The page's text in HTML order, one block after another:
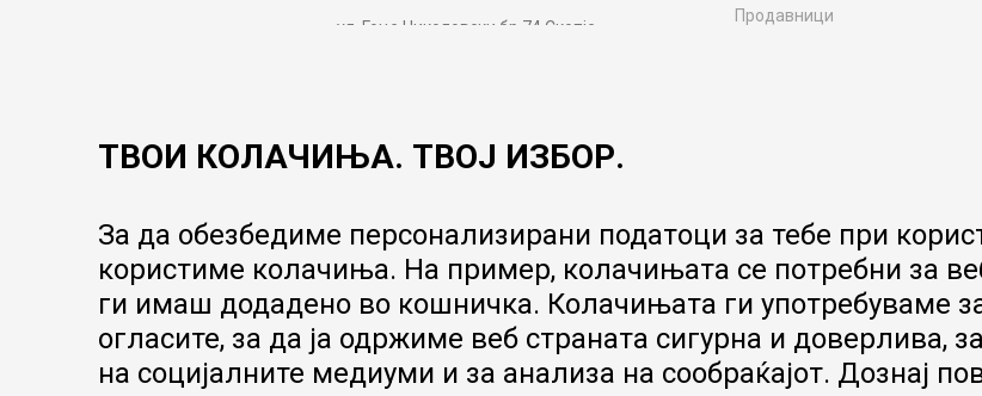
ул. Гоце Николовски бр.74 Скопје
09:00 до 17:00
Продавници
Гаранција за производ
Ценовник
ТВОИ КОЛАЧИЊА. ТВОЈ ИЗБОР.
За да обезбедиме персонализирани податоци за тебе при
користиме колачиња. На пример, колачињата се потребни за
ги имаш додадено во кошничка. Колачињата ги употребуваме
огласите, за да ја одржиме веб страната сигурна и доверлива,
на социјалните медиуми и за анализа на сообраќајот. Дознај